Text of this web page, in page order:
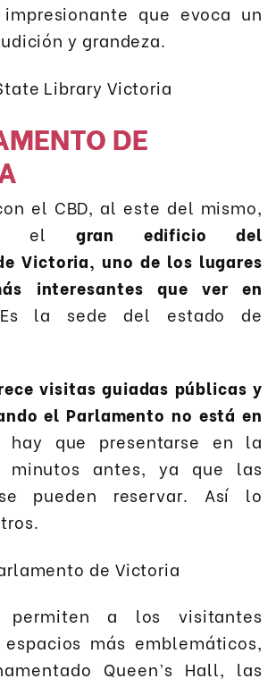
que evoca un
y grandeza.
DE
el CBD, al este del mismo,
el gran edificio del
Victoria, uno de los lugares
interesantes que ver en
la sede del estado de
visitas guiadas públicas y
el Parlamento no está en
hay que presentarse en la
minutos antes, ya que las
pueden reservar. Así lo
permiten a los visitantes
más emblemáticos,
Queen’s Hall, las